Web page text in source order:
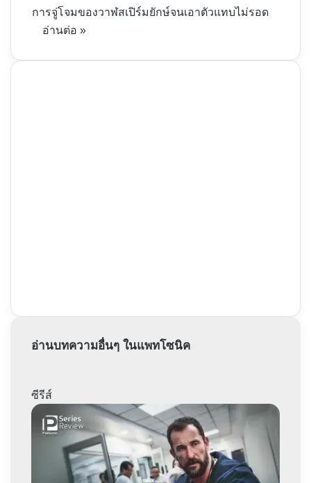
การจู่โจมของวาฬสเปิร์มยักษ์จนเอาตัวแทบไม่รอด
อ่านต่อ »
อ่านบทความอื่นๆ ในแพทโซนิค
ซีรีส์